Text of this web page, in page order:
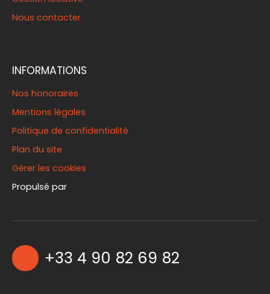
Nous contacter
INFORMATIONS
Nos honoraires
Mentions légales
Politique de confidentialité
Plan du site
Gérer les cookies
Propulsé par
+33 4 90 82 69 82